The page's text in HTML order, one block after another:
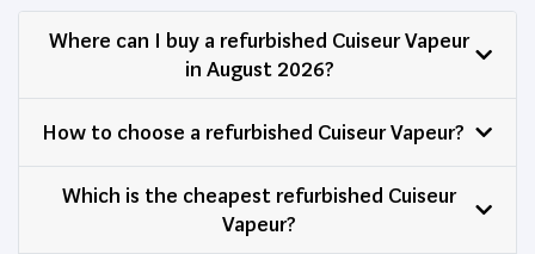
Where can I buy a refurbished Cuiseur Vapeur
in August 2026?
How to choose a refurbished Cuiseur Vapeur?
Which is the cheapest refurbished Cuiseur
Vapeur?